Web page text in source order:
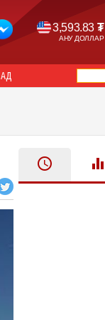
3,593.83 ₮
АНУ ДОЛЛАР